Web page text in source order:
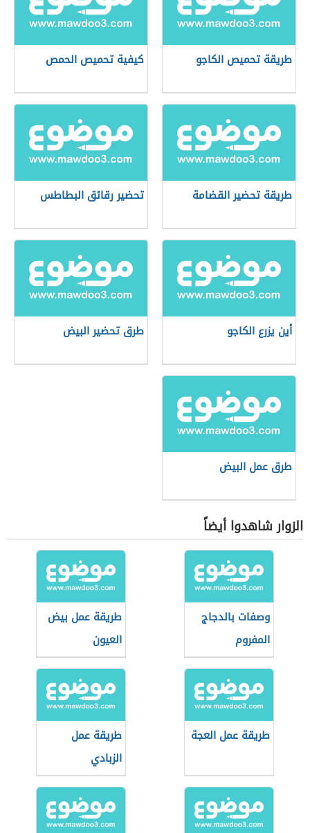
طريقة تحميص الكاجو كيفية تحميص الحمص
طريقة تحضير القضامة تحضير رقائق البطاطس
أين يزرع الكاجو طرق تحضير البيض
طرق عمل البيض
الزوار شاهدوا أيضاً
وصفات بالدجاج
المفروم
طريقة عمل بيض
العيون
طريقة عمل العجة
طريقة عمل
الزبادي